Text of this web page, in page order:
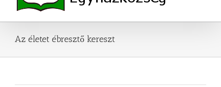
Az életet ébresztő kereszt